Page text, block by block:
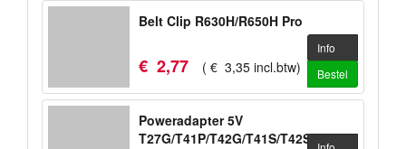
Belt Clip R630H/R650H Pro
€ 2,77 ( € 3,35 incl.btw)
Info
Bestel
Poweradapter 5V
T27G/T41P/T42G/T41S/T42S/T53/T53W/